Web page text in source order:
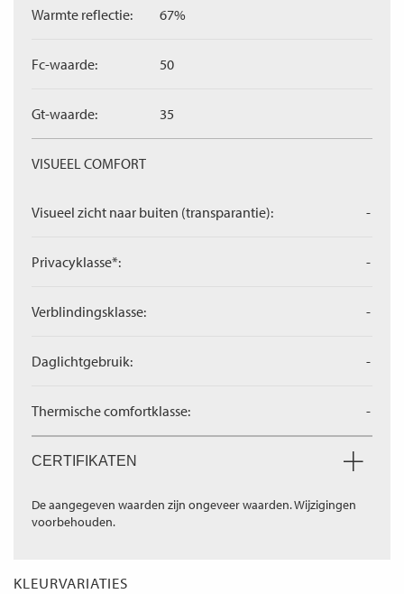
Warmte reflectie: 67%
Fc-waarde: 50
Gt-waarde: 35
VISUEEL COMFORT
Visueel zicht naar buiten (transparantie): -
Privacyklasse*: -
Verblindingsklasse: -
Daglichtgebruik: -
Thermische comfortklasse: -
CERTIFIKATEN
De aangegeven waarden zijn ongeveer waarden. Wijzigingen
voorbehouden.
KLEURVARIATIES